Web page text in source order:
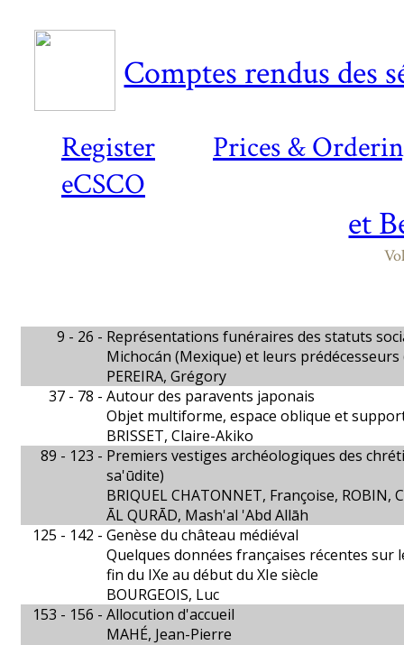
Register
Prices &
eCSCO
Comptes rendus des
et
9 - 26 - Représentations funéraires des statuts
Michocán (Mexique) et leurs prédécesseurs
PEREIRA, Grégory
37 - 78 - Autour des paravents japonais
Objet multiforme, espace oblique et
BRISSET, Claire-Akiko
89 - 123 - Premiers vestiges archéologiques des
sa'ūdite)
BRIQUEL CHATONNET, Françoise, ROBIN,
ĀL QURĀD, Mash'al 'Abd Allāh
125 - 142 - Genèse du château médiéval
Quelques données françaises récentes sur
fin du IXe au début du XIe siècle
BOURGEOIS, Luc
153 - 156 - Allocution d'accueil
MAHÉ, Jean-Pierre